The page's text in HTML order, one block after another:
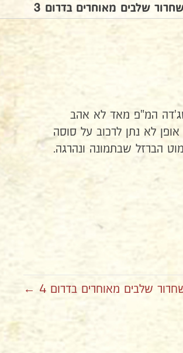
שלבים מאוחרים בדרום 3
המ"פ מאד לא אהב
לא נתן לרכוב על סוסה
הברזל שבתמונה ונהרגה.
שלבים מאוחרים בדרום 4 ←